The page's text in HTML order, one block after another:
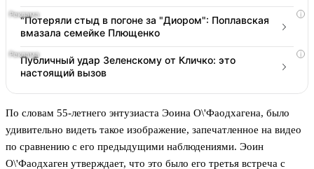
i
"Потеряли стыд в погоне за "Диором": Поплавская
вмазала семейке Плющенко
i
Публичный удар Зеленскому от Кличко: это
настоящий вызов
По словам 55-летнего энтузиаста Эоина О\'Фаодхагена, было
удивительно видеть такое изображение, запечатленное на видео
по сравнению с его предыдущими наблюдениями. Эоин
О\'Фаодхаген утверждает, что это было его третья встреча с